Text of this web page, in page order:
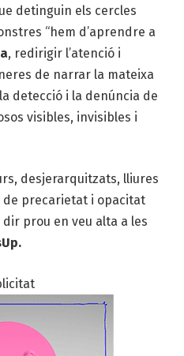
detinguin els cercles
“hem d’aprendre a
, redirigir l’atenció i
de narrar la mateixa
detecció i la denúncia de
visibles, invisibles i
desjerarquitzats, lliures
precarietat i opacitat
prou en veu alta a les